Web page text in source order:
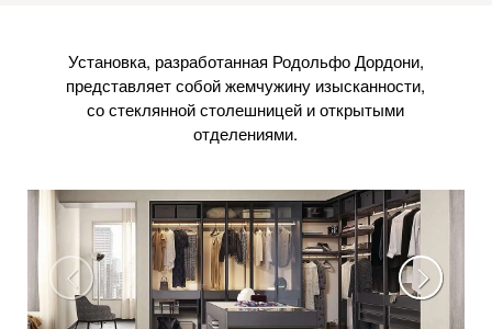
Установка, разработанная Родольфо Дордони,
представляет собой жемчужину изысканности,
со стеклянной столешницей и открытыми
отделениями.